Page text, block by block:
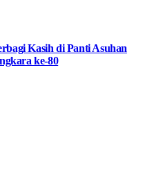
Kasih di Panti Asuhan
ke-80